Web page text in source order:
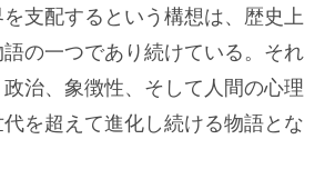
支配するという構想は、歴史上
の一つであり続けている。それ
治、象徴性、そして人間の心理
を超えて進化し続ける物語とな